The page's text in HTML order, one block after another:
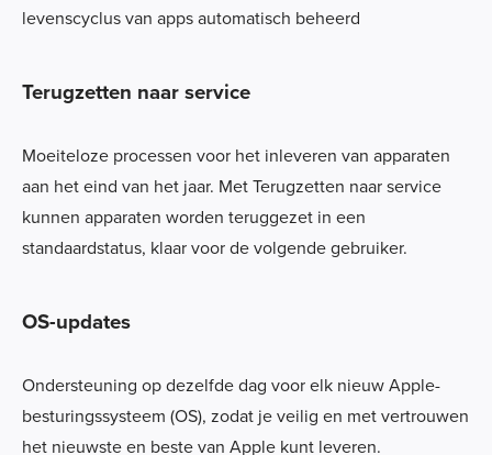
levenscyclus van apps automatisch beheerd
Terugzetten naar service
Moeiteloze processen voor het inleveren van apparaten
aan het eind van het jaar. Met Terugzetten naar service
kunnen apparaten worden teruggezet in een
standaardstatus, klaar voor de volgende gebruiker.
OS-updates
Ondersteuning op dezelfde dag voor elk nieuw Apple-
besturingssysteem (OS), zodat je veilig en met vertrouwen
het nieuwste en beste van Apple kunt leveren.